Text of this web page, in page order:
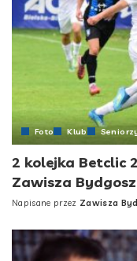
Foto Klub
2 kolejka Betclic
Zawisza
Napisane przez Zawisza